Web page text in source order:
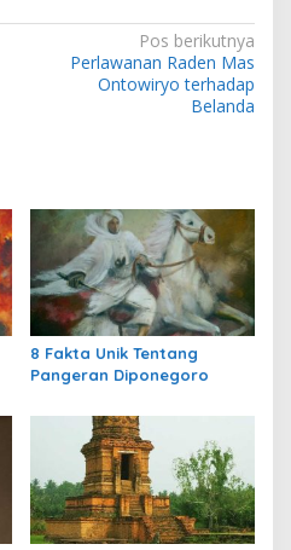
Pos berikutnya
Perlawanan Raden Mas
Ontowiryo terhadap
Belanda
8 Fakta Unik Tentang
Pangeran Diponegoro